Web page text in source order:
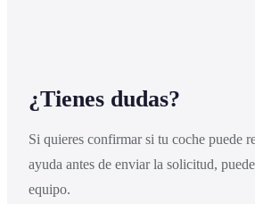
¿Tienes dudas?
Si quieres confirmar si tu coche puede
ayuda antes de enviar la solicitud,
equipo.